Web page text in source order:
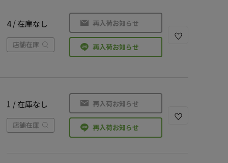
4 / 在庫なし
店舗在庫
再入荷お知らせ
再入荷お知らせ
1 / 在庫なし
店舗在庫
再入荷お知らせ
再入荷お知らせ